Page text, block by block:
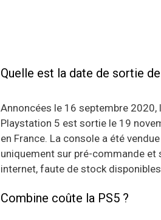
Quelle est la date de sortie
Annoncées le 16 septembre 2020,
Playstation 5 est sortie le 19
en France. La console a été vendue
uniquement sur pré-commande et
internet, faute de stock
Combine coûte la PS5 ?